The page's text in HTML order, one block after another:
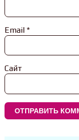
Email *
Сайт